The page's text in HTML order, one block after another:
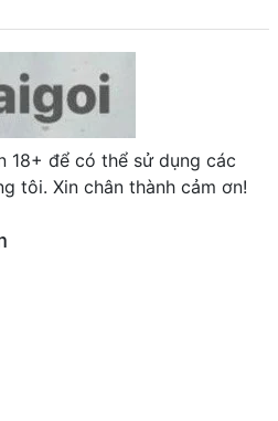
18+ để có thể sử dụng các
tôi. Xin chân thành cảm ơn!